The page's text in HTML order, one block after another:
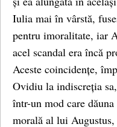
Iulia mai în vârstă,
pentru imoralitate, iar
acel scandal era încă
Aceste coincidențe,
Ovidiu la indiscreția
într-un mod care
morală al lui